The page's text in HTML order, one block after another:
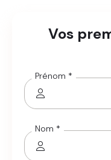
Vos
Prénom *
Nom *